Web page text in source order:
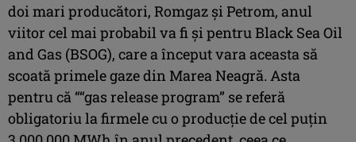
doi mari producători, Romgaz și Petrom, anul
viitor cel mai probabil va fi și pentru Black Sea Oil
and Gas (BSOG), care a început vara aceasta să
scoată primele gaze din Marea Neagră. Asta
pentru că ““gas release program” se referă
obligatoriu la firmele cu o producție de cel puțin